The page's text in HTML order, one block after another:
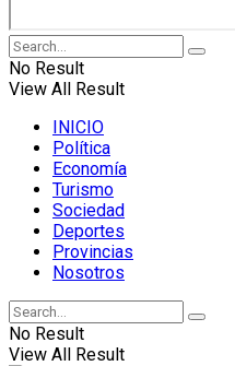
No Result
View All Result
INICIO
Política
Economía
Turismo
Sociedad
Deportes
Provincias
Nosotros
No Result
View All Result